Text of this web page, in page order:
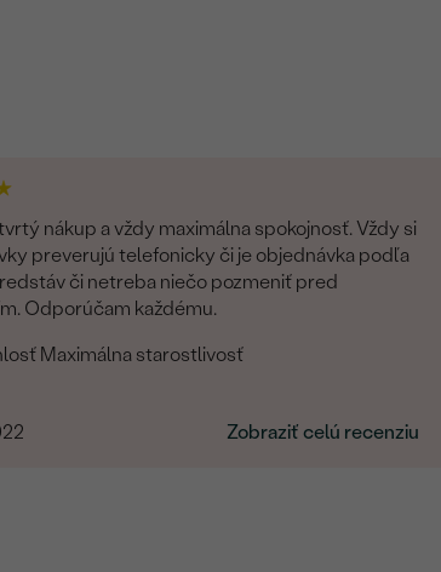
nákup a vždy maximálna spokojnosť. Vždy si
preverujú telefonicky či je objednávka podľa
či netreba niečo pozmeniť pred
Odporúčam každému.
Rýchlosť Maximálna starostlivosť
Zobraziť celú recenziu